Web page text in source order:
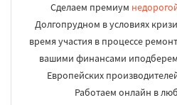
Сделаем премиум
Долгопрудном в условиях
время участия в процессе
вашими финансами
Европейских
Работаем онлайн в